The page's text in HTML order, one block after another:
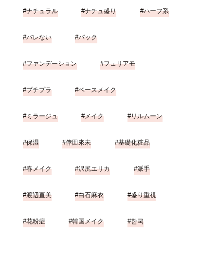
ナチュラル ナチュ盛り ハーフ系
バレない パック
ファンデーション フェリアモ
プチプラ ベースメイク
ミラージュ メイク リルムーン
保湿 倖田來未 基礎化粧品
春メイク 沢尻エリカ 派手
渡辺直美 白石麻衣 盛り重視
花粉症 韓国メイク 한국